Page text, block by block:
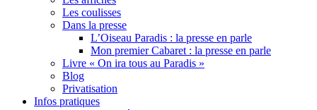
Les coulisses
Dans la presse
L’Oiseau Paradis : la presse en parle
Mon premier Cabaret : la presse en parle
Livre « On ira tous au Paradis »
Blog
Privatisation
Infos pratiques